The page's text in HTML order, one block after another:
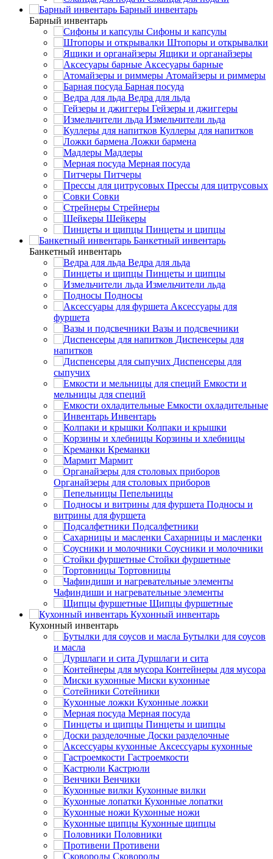
Барный инвентарь
Барный инвентарь
Сифоны и капсулы
Штопоры и открывалки
Ящики и органайзеры
Аксесуары барные
Атомайзеры и риммеры
Барная посуда
Ведра для льда
Гейзеры и джиггеры
Измельчители льда
Куллеры для напитков
Ложки бармена
Мадлеры
Мерная посуда
Питчеры
Прессы для цитрусовых
Совки
Стрейнеры
Шейкеры
Пинцеты и щипцы
Банкетный инвентарь
Банкетный инвентарь
Ведра для льда
Пинцеты и щипцы
Измельчители льда
Подносы
Аксессуары для
фуршета
Вазы и подсвечники
Диспенсеры для
напитков
Диспенсеры для
сыпучих
Емкости и
мельницы для специй
Емкости охладительные
Инвентарь
Колпаки и крышки
Корзины и хлебницы
Креманки
Мармит
Органайзеры для столовых приборов
Пепельницы
Подносы и
витрины для фуршета
Подсалфетники
Сахарницы и масленки
Соусники и молочники
Стойки фуршетные
Тортовницы
Чафиндиши и нагревательные элементы
Щипцы фуршетные
Кухонный инвентарь
Кухонный инвентарь
Бутылки для соусов
и масла
Дуршлаги и сита
Контейнеры для мусора
Миски кухонные
Сотейники
Кухонные ложки
Мерная посуда
Пинцеты и щипцы
Доски разделочные
Аксессуары кухонные
Гастроемкости
Кастрюли
Венчики
Кухонные вилки
Кухонные лопатки
Кухонные ножи
Кухонные щипцы
Половники
Противени
Сковороды